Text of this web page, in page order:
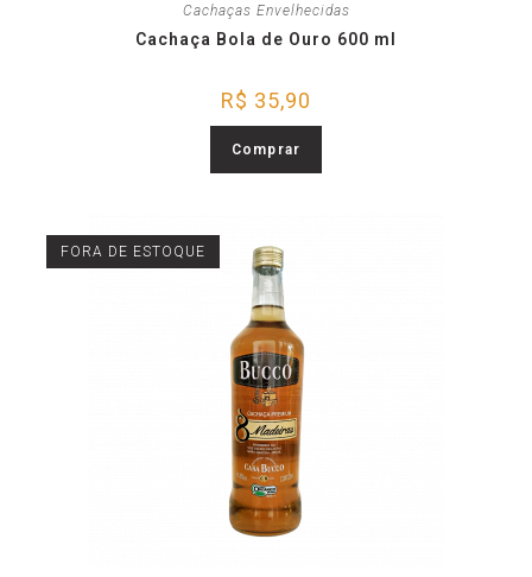
Cachaças Envelhecidas
Cachaça Bola de Ouro 600 ml
R$ 35,90
Comprar
FORA DE ESTOQUE